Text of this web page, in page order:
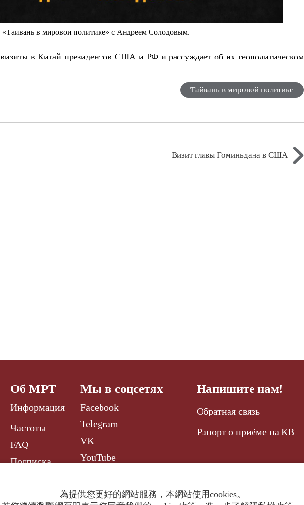
«Тайвань в мировой политике» с Андреем Солодовым.
в Китай президентов США и РФ и рассуждает об их геополитическом
Тайвань в мировой политике
Визит главы Гоминьдана в США
Об МРТ
Информация
Частоты
FAQ
Подписка
Мы в соцсетях
Facebook
Telegram
VK
YouTube
Напишите нам!
Обратная связь
Рапорт о приёме на КВ
為提供您更好的網站服務，本網站使用cookies。